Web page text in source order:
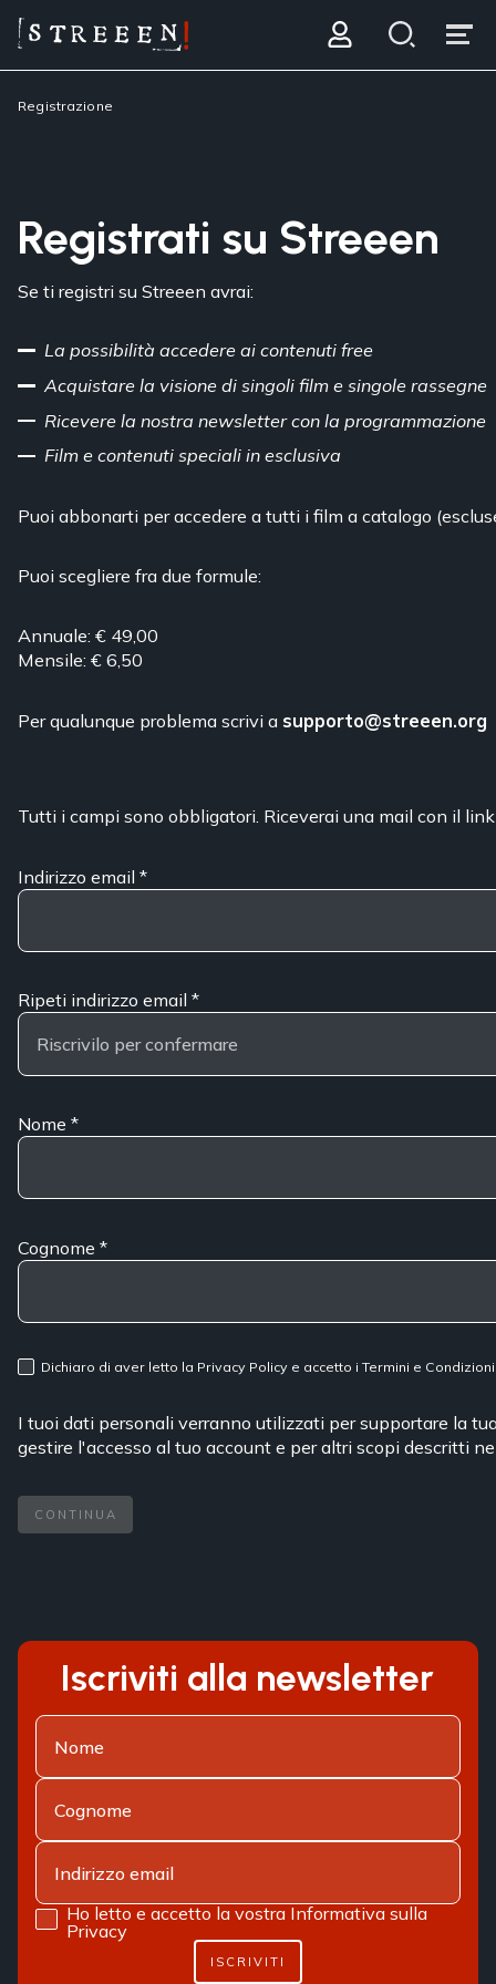
Registrazione
Registrati su Streeen
Se ti registri su Streeen avrai:
La possibilità accedere ai contenuti free
Acquistare la visione di singoli film e singole rassegne
Ricevere la nostra newsletter con la programmazione
Film e contenuti speciali in esclusiva
Puoi abbonarti per accedere a tutti i film a catalogo
Puoi scegliere fra due formule:
Annuale: € 49,00
Mensile: € 6,50
Per qualunque problema scrivi a supporto@streeen.org
Tutti i campi sono obbligatori. Riceverai una mail con il
Indirizzo email*
Ripeti indirizzo email*
Nome*
Cognome*
Dichiaro di aver letto la Privacy Policye accetto i Termini e
I tuoi dati personali verranno utilizzati per supportare la
gestire l'accesso al tuo account e per altri scopi descritti
CONTINUA
Iscriviti alla newsletter
Ho letto e accetto la vostra Informativa sulla
Privacy
ISCRIVITI